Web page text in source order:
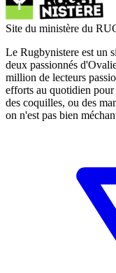
Site du ministère du
Le Rugbynistere est un
deux passionnés
million de lecteurs
efforts au quotidien
des coquilles, ou des
on n'est pas bien